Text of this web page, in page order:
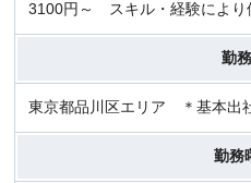
3100円～ スキル・経験により
勤
東京都品川区エリア ＊基本出
勤務